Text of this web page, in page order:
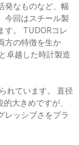
発なものなど、幅
今回はスチール製
す。 TUDORコレ
方の特徴を生か
卓越した時計製造
れています。 直径
大きめですが、
レッシブさをプラ